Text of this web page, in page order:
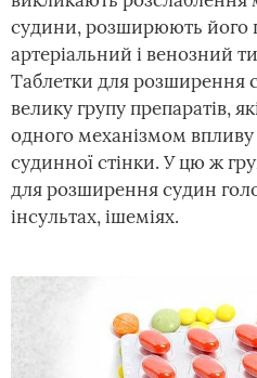
судини, розширюють його
артеріальний і венозний
Таблетки для розширення
велику групу препаратів,
одного механізмом
судинної стінки. У цю ж
для розширення судин
інсультах, ішеміях.